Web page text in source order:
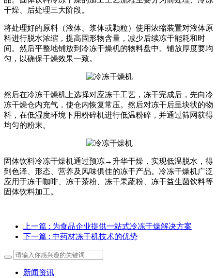
干燥、后处理三大阶段。
将处理好的原料（液体、浆体或颗粒）使用浓缩装置对液体原
料进行脱水浓缩，提高固形物含量，减少后续冻干能耗和时
间。然后平整地铺放到冷冻干燥机的物料盘中。铺放厚度要均
匀，以确保干燥效果一致。
然后在冷冻干燥机上选择对应冻干工艺，冻干完成后，先向冷
冻干燥仓内充气，使仓内恢复常压。然后对冻干后呈块状的物
料，在低湿度环境下用粉碎机进行低温粉碎，并通过筛网获得
均匀的粉末。
固体饮料冷冻干燥机通过预冻→升华干燥，实现低温脱水，得
到色泽、形态、营养及风味俱佳的冻干产品。冷冻干燥机广泛
应用于冻干咖啡、冻干茶粉、冻干果蔬粉、冻干益生菌饮料等
固体饮料加工。
上一篇 : 为食品企业提供一站式冷冻干燥解决方案
下一篇 : 中药材冻干机技术的优势
新闻资讯